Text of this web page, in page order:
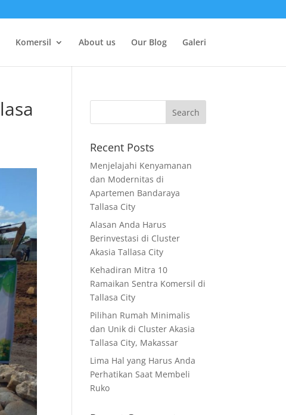
Komersil About us Our Blog Galeri
Recent Posts
Menjelajahi Kenyamanan
dan Modernitas di
Apartemen Bandaraya
Tallasa City
Alasan Anda Harus
Berinvestasi di Cluster
Akasia Tallasa City
Kehadiran Mitra 10
Ramaikan Sentra Komersil di
Tallasa City
Pilihan Rumah Minimalis
dan Unik di Cluster Akasia
Tallasa City, Makassar
Lima Hal yang Harus Anda
Perhatikan Saat Membeli
Ruko